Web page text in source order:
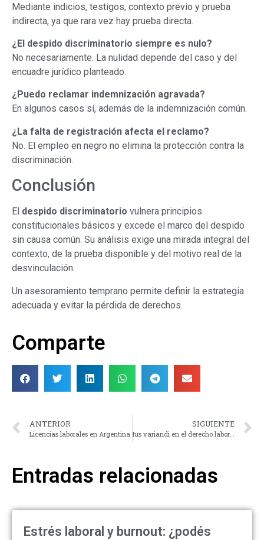
Mediante indicios, testigos, contexto previo y prueba
indirecta, ya que rara vez hay prueba directa.
¿El despido discriminatorio siempre es nulo?
No necesariamente. La nulidad depende del caso y del
encuadre jurídico planteado.
¿Puedo reclamar indemnización agravada?
En algunos casos sí, además de la indemnización común.
¿La falta de registración afecta el reclamo?
No. El empleo en negro no elimina la protección contra la
discriminación.
Conclusión
El despido discriminatorio vulnera principios
constitucionales básicos y excede el marco del despido
sin causa común. Su análisis exige una mirada integral del
contexto, de la prueba disponible y del motivo real de la
desvinculación.
Un asesoramiento temprano permite definir la estrategia
adecuada y evitar la pérdida de derechos.
Comparte
ANTERIOR
Licencias laborales en Argentina
SIGUIENTE
Ius variandi en el derecho laboral
Entradas relacionadas
Estrés laboral y burnout: ¿podés